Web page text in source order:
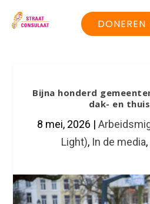
DONEREN
Bijna honderd
dak- en
8 mei, 2026 |
Light), In de media,